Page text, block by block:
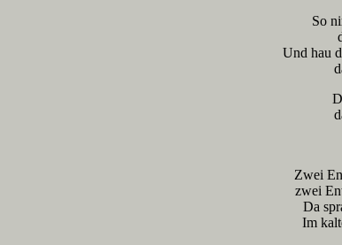
So
Und hau
Zwei
zwei
Da
Im